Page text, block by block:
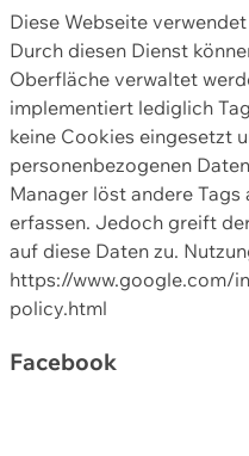
Diese Webseite
Durch diesen Dienst
Oberfläche verwaltet
implementiert lediglich
keine Cookies eingesetzt
personenbezogenen
Manager löst andere
erfassen. Jedoch greift
auf diese Daten zu.
https://www.google.com/
policy.html
Facebook